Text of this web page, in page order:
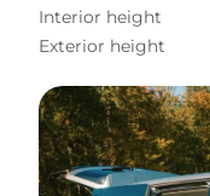
Interior height
Exterior height